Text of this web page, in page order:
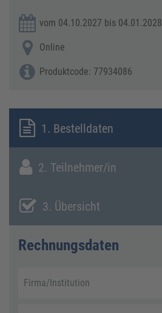
vom 04.10.2027 bis 04.01.2028
Online
Produktcode: 77934086
1. Bestelldaten
2. Teilnehmer/in
3. Übersicht
Rechnungsdaten
Firma/Institution